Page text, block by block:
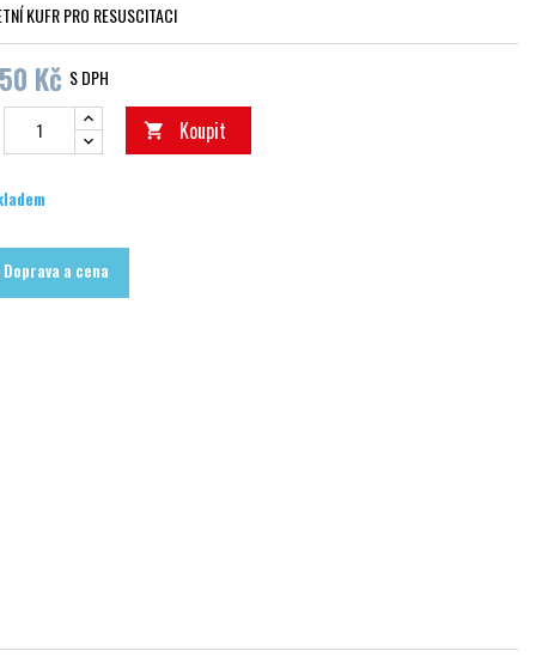
KUFR PRO RESUSCITACI
Kč S DPH
 Koupit
Doprava a cena